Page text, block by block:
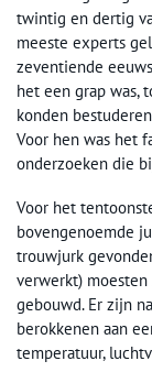
twintig en dertig
meeste experts
zeventiende
het een grap was,
konden
Voor hen was het
onderzoeken die
Voor het
bovengenoemde
trouwjurk
verwerkt)
gebouwd. Er zijn
berokkenen aan
temperatuur,